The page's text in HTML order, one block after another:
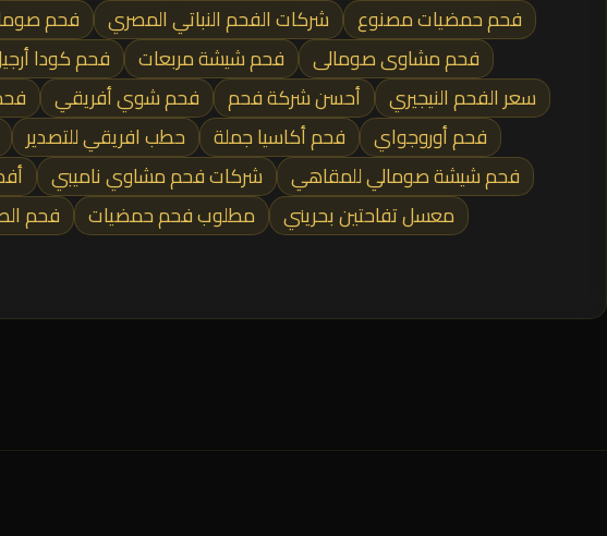
فحم حمضيات مصنوع
شركات الفحم النباتي المصري فحم
فحم مشاوى صومالى
فحم شيشة مربعات فحم كودا
سعر الفحم النيجيري
أحسن شركة فحم فحم شوي أفريقي
فحم أوروجواي
فحم أكاسيا جملة حطب افريقي للتصدير
فحم شيشة صومالي للمقاهي
شركات فحم مشاوي ناميبي
معسل تفاحتين بحريني
مطلوب فحم حمضيات فحم